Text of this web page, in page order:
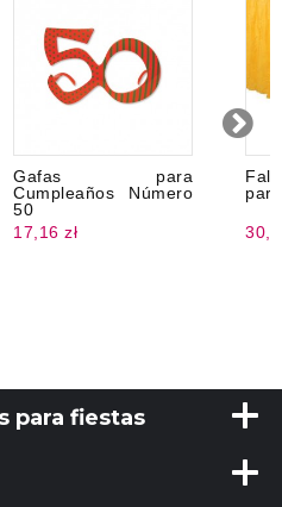
Gafas para
Cumpleaños Número
50
17,16 zł
para fiestas